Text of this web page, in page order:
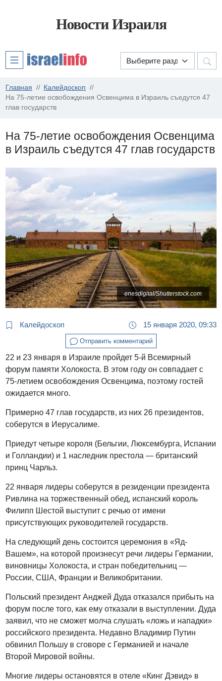
Новости Израиля
Главная
Калейдоскоп
На 75-летие освобождения Освенцима в Израиль съедутся 47
глав государств
На 75-летие освобождения Освенцима
в Израиль съедутся 47 глав государств
enesdigital/Shutterstock.com
Калейдоскоп 15 января 2020, 09:33
Отправить комментарий
22 и 23 января в Израиле пройдет 5-й Всемирный
форум памяти Холокоста. В этом году он совпадает с
75-летием освобождения Освенцима, поэтому гостей
ожидается много.
Примерно 47 глав государств, из них 26 президентов,
соберутся в Иерусалиме.
Приедут четыре короля (Бельгии, Люксембурга, Испании
и Голландии) и 1 наследник престола — британский
принц Чарльз.
22 января лидеры соберутся в резиденции президента
Ривлина на торжественный обед, испанский король
Филипп Шестой выступит с речью от имени
присутствующих руководителей государств.
На следующий день состоится церемония в «Яд-
Вашем», на которой произнесут речи лидеры Германии,
виновницы Холокоста, и стран победительниц —
России, США, Франции и Великобритании.
Польский президент Анджей Дуда отказался прибыть на
форум после того, как ему отказали в выступлении. Дуда
заявил, что не сможет молча слушать «ложь и нападки»
российского президента. Недавно Владимир Путин
обвинил Польшу в сговоре с Германией и начале
Второй Мировой войны.
Многие лидеры остановятся в отеле «Кинг Дэвид» в